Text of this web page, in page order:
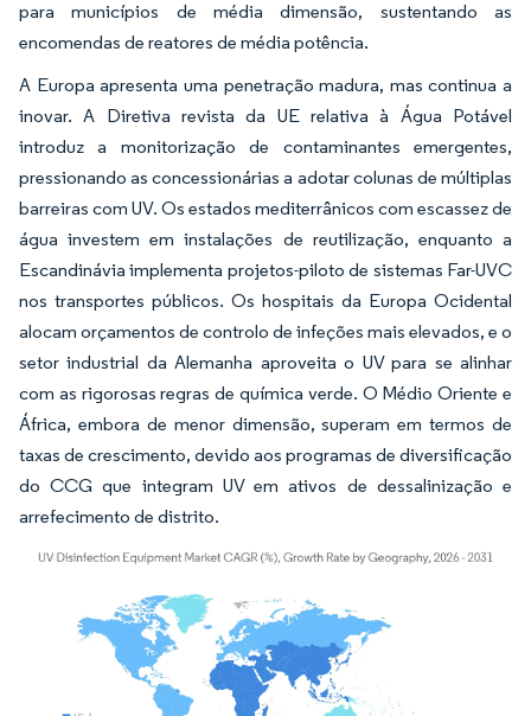
para municípios de média dimensão, sustentando as
encomendas de reatores de média potência.
A Europa apresenta uma penetração madura, mas continua a
inovar. A Diretiva revista da UE relativa à Água Potável
introduz a monitorização de contaminantes emergentes,
pressionando as concessionárias a adotar colunas de múltiplas
barreiras com UV. Os estados mediterrânicos com escassez de
água investem em instalações de reutilização, enquanto a
Escandinávia implementa projetos-piloto de sistemas Far-UVC
nos transportes públicos. Os hospitais da Europa Ocidental
alocam orçamentos de controlo de infeções mais elevados, e o
setor industrial da Alemanha aproveita o UV para se alinhar
com as rigorosas regras de química verde. O Médio Oriente e
África, embora de menor dimensão, superam em termos de
taxas de crescimento, devido aos programas de diversificação
do CCG que integram UV em ativos de dessalinização e
arrefecimento de distrito.